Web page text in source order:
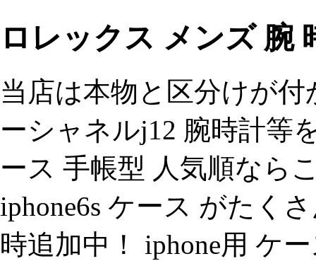
ロレックス メンズ 腕
当店は本物と区分けが
ーシャネルj12 腕時計等
ース 手帳型 人気順なら
iphone6s ケース がたく
時追加中！ iphone用 ケ